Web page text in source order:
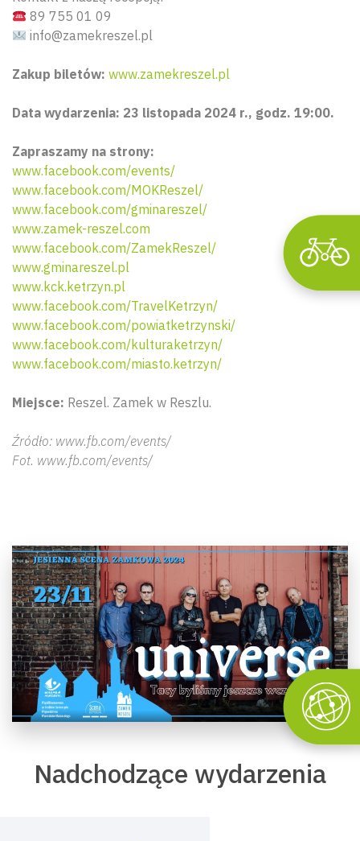
89 755 01 09
info@zamekreszel.pl
Zakup biletów: www.zamekreszel.pl
Data wydarzenia: 23 listopada 2024 r., godz. 19:00.
Zapraszamy na strony:
www.facebook.com/events/
www.facebook.com/MOKReszel/
www.facebook.com/gminareszel/
www.zamek-reszel.com
www.facebook.com/ZamekReszel/
www.gminareszel.pl
www.kck.ketrzyn.pl
www.facebook.com/TravelKetrzyn/
www.facebook.com/powiatketrzynski/
www.facebook.com/kulturaketrzyn/
www.facebook.com/miasto.ketrzyn/
Miejsce: Reszel. Zamek w Reszlu.
Źródło: www.fb.com/events/
Fot. www.fb.com/events/
Nadchodzące wydarzenia